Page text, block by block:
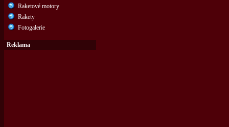
Raketové motory
Rakety
Fotogalerie
Reklama